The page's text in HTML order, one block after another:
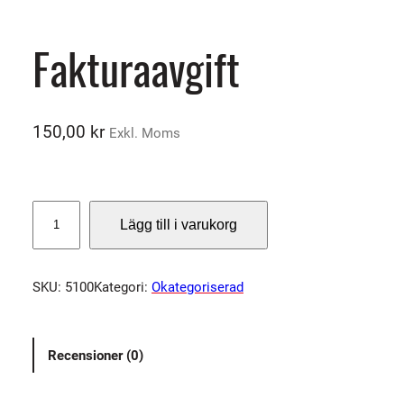
Fakturaavgift
150,00 kr Exkl. Moms
k
u
a
Lägg till i varukorg
SKU: 5100Kategori: Okategoriserad
Recensioner (0)